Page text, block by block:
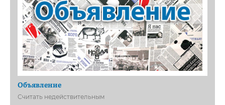
Объявление
Считать недействительным